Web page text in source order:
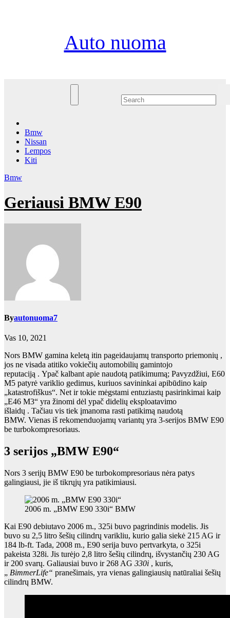
Auto nuoma
Bmw
Nissan
Lempos
Kiti
Bmw
Geriausi BMW E90
Byautonuoma7
Vas 10, 2021
Nors BMW gamina keletą itin pageidaujamų transporto priemonių ,
jos ne visada atitiko vokiečių automobilių gamintojo
reputaciją . Ypač kalbant apie naudotą patikimumą; Pavyzdžiui, E60
M5 patyrė variklio gedimus, kuriuos savininkai apibūdino kaip
„katastrofiškus“. Net ir tokie mėgstami entuziastų pasirinkimai kaip
„E46 M3“ yra žinomi dėl ypač didelių eksploatavimo
išlaidų . Tačiau vis tiek įmanoma rasti patikimą naudotą
BMW. Vienas iš rekomenduojamų variantų yra 3-serijos BMW E90
be turbokompresoriaus.
3 serijos „BMW E90“
Nors 3 serijų BMW E90 be turbokompresoriaus nėra patys
galingiausi, jie iš tikrųjų yra patikimiausi.
2006 m. „BMW E90 330i“ BMW
Kai E90 debiutavo 2006 m., 325i buvo pagrindinis modelis. Jis
buvo su 2,5 litro šešių cilindrų varikliu, kurio galia siekė 215 AG ir
184 lb-ft. Tada, 2008 m., E90 serija buvo pertvarkyta, o 325i
pakeista 328i. Jis turėjo 2,8 litro šešių cilindrų, išvystančių 230 AG
ir 200 svarų. Galiausiai buvo ir 268 AG 330i , kuris,
„ BimmerLife“ pranešimais, yra vienas galingiausių natūraliai šešių
cilindrų BMW.